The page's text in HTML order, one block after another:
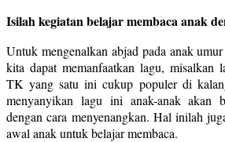
Isilah kegiatan belajar membaca anak
Untuk mengenalkan abjad pada anak
kita dapat memanfaatkan lagu,
TK yang satu ini cukup populer di
menyanyikan lagu ini anak-anak akan
dengan cara menyenangkan. Hal inilah
awal anak untuk belajar membaca.